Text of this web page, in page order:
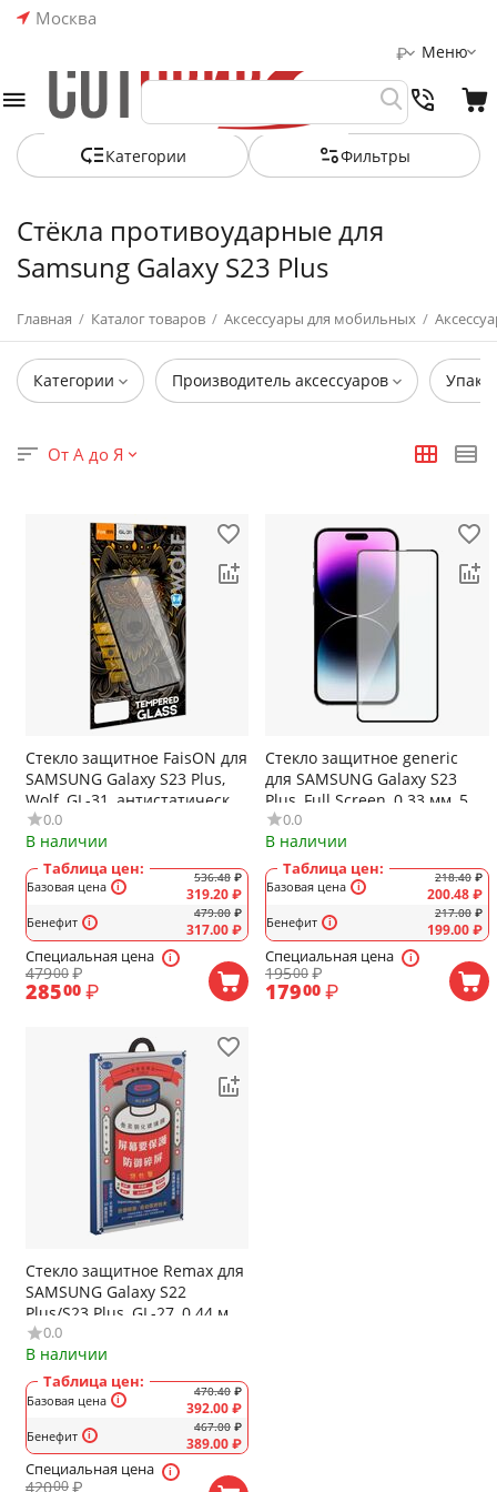
Москва
Меню
₽
Категории Фильтры
Стёкла противоударные для
Samsung Galaxy S23 Plus
Главная / Каталог товаров / Аксессуары для мобильных /
Категории Производитель аксессуаров
От А до Я
Стекло защитное FaisON для
SAMSUNG Galaxy S23 Plus,
Wolf, GL-31, антистатическая
функция, цвет: чёрный
0.0
В наличии
Таблица цен:
Базовая цена
Бенефит
536.48 ₽
319.20₽
479.00 ₽
317.00₽
Специальная цена
47900 ₽
28500 ₽
Стекло защитное generic
для SAMSUNG Galaxy S23
Plus, Full Screen, 0.33 мм, 5D,
глянцевое, цвет: чёрный, в
техпаке
0.0
В наличии
Таблица цен:
Базовая цена
Бенефит
218.40 ₽
200.48₽
217.00 ₽
199.00₽
Специальная цена
19500₽
17900 ₽
Стекло защитное Remax для
SAMSUNG Galaxy S22
Plus/S23 Plus, GL-27, 0.44 мм,
цвет: прозрачный
0.0
В наличии
Таблица цен:
Базовая цена
Бенефит
470.40 ₽
392.00₽
467.00 ₽
389.00₽
Специальная цена
42000 ₽